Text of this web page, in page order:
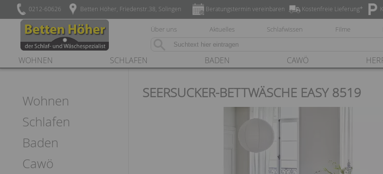
0212-60626 Betten Höher, Friedenstr.38, Solingen Kostenfreie Lieferung*
Beratungstermin vereinbaren
Über uns Aktuelles Schlafwissen Filme
WOHNEN SCHLAFEN BADEN CAWÖ
Wohnen
Schlafen
Baden
Cawö
SEERSUCKER-BETTWÄSCHE EASY 8519